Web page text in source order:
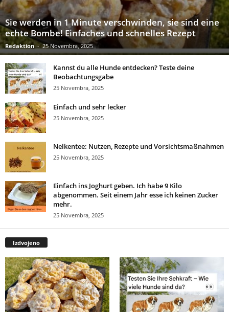
Sie werden in 1 Minute verschwinden, sie sind eine
echte Bombe! Einfaches und schnelles Rezept
Redaktion - 25 Novembra, 2025
Kannst du alle Hunde entdecken? Teste deine
Beobachtungsgabe
25 Novembra, 2025
Einfach und sehr lecker
25 Novembra, 2025
Nelkentee: Nutzen, Rezepte und Vorsichtsmaßnahmen
25 Novembra, 2025
Einfach ins Joghurt geben. Ich habe 9 Kilo
abgenommen. Seit einem Jahr esse ich keinen Zucker
mehr.
25 Novembra, 2025
Izdvojeno